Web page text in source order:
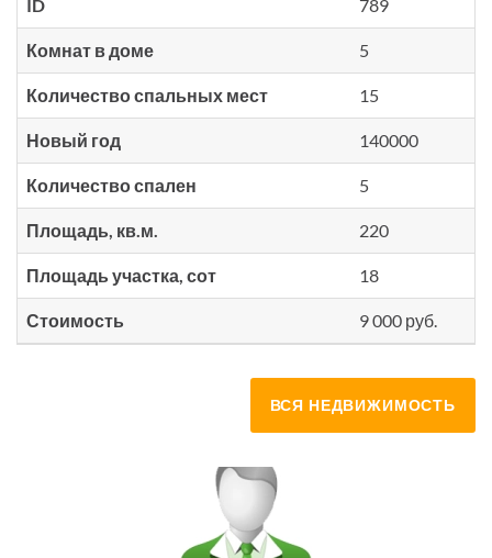
ID 789
Комнат в доме 5
Количество спальных мест 15
Новый год 140000
Количество спален 5
Площадь, кв.м. 220
Площадь участка, сот 18
Стоимость 9 000 руб.
ВСЯ НЕДВИЖИМОСТЬ